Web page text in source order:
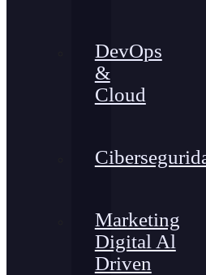
DevOps
&
Cloud
Marketing
Digital Al
Driven